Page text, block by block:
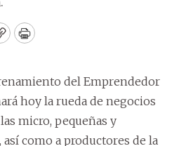
Print
del Emprendedor
hoy la rueda de negocios
micro, pequeñas y
así como a productores de la